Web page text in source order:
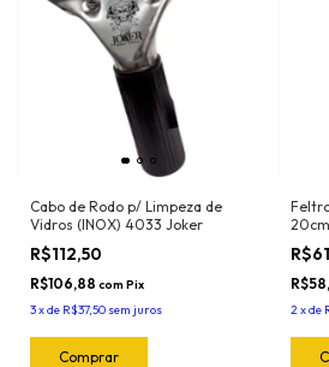
Cabo de Rodo p/ Limpeza de
Vidros (INOX) 4033 Joker
R$112,50
R$106,88 com Pix
3xde R$37,50 sem juros
2xde